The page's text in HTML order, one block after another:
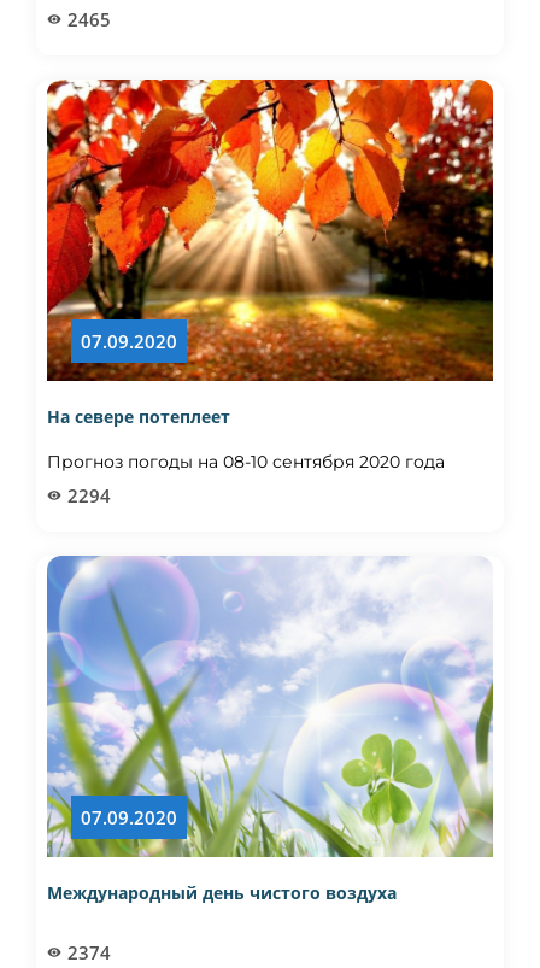
2465
07.09.2020
На севере потеплеет
Прогноз погоды на 08-10 сентября 2020 года
2294
07.09.2020
Международный день чистого воздуха
2374